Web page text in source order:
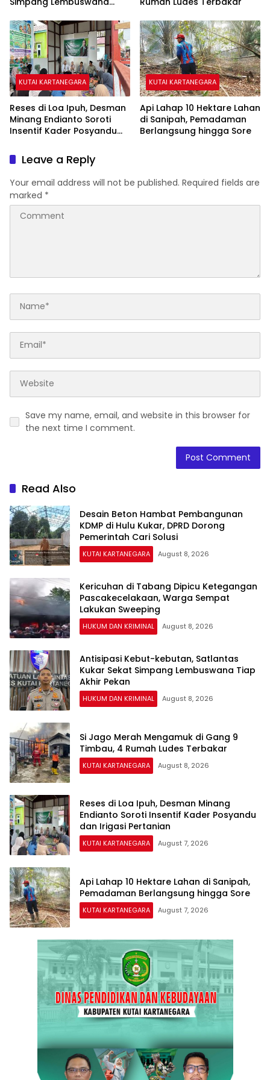
KUTAI KARTANEGARA
Reses di Loa Ipuh, Desman
Minang Endianto Soroti
Insentif Kader Posyandu
KUTAI KARTANEGARA
Api Lahap 10 Hektare Lahan
di Sanipah, Pemadaman
Berlangsung hingga Sore
Leave a Reply
Your email address will not be published. Required fields are
marked *
Save my name, email, and website in this browser for
the next time I comment.
Read Also
Desain Beton Hambat Pembangunan
KDMP di Hulu Kukar, DPRD Dorong
Pemerintah Cari Solusi
KUTAI KARTANEGARA August 8, 2026
Kericuhan di Tabang Dipicu Ketegangan
Pascakecelakaan, Warga Sempat
Lakukan Sweeping
HUKUM DAN KRIMINAL August 8, 2026
Antisipasi Kebut-kebutan, Satlantas
Kukar Sekat Simpang Lembuswana Tiap
Akhir Pekan
HUKUM DAN KRIMINAL August 8, 2026
Si Jago Merah Mengamuk di Gang 9
Timbau, 4 Rumah Ludes Terbakar
KUTAI KARTANEGARA August 8, 2026
Reses di Loa Ipuh, Desman Minang
Endianto Soroti Insentif Kader Posyandu
dan Irigasi Pertanian
KUTAI KARTANEGARA August 7, 2026
Api Lahap 10 Hektare Lahan di Sanipah,
Pemadaman Berlangsung hingga Sore
KUTAI KARTANEGARA August 7, 2026